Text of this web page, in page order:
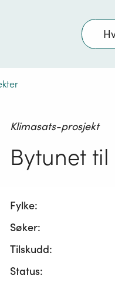
Søk
Klimasats-prosjekt
Bytunet
Fylke:
Søker:
Tilskudd:
Status: